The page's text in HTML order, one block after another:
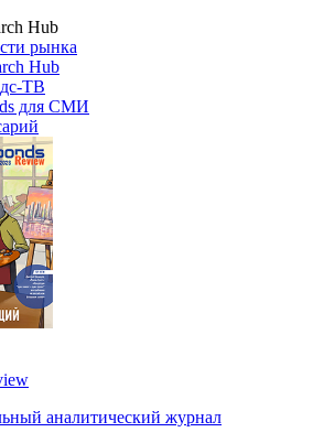
Hub
рынка
Hub
ТВ
для СМИ
аналитический журнал